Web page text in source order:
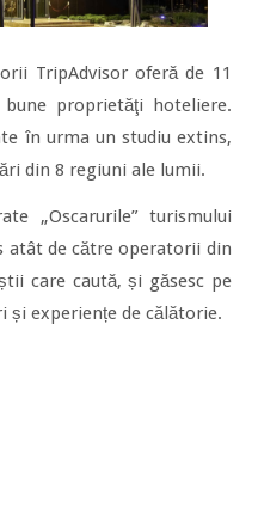
TripAdvisor oferă de 11
proprietăţi hoteliere.
în urma un studiu extins,
din 8 regiuni ale lumii.
„Oscarurile” turismului
atât de către operatorii din
care caută, și găsesc pe
și experiențe de călătorie.